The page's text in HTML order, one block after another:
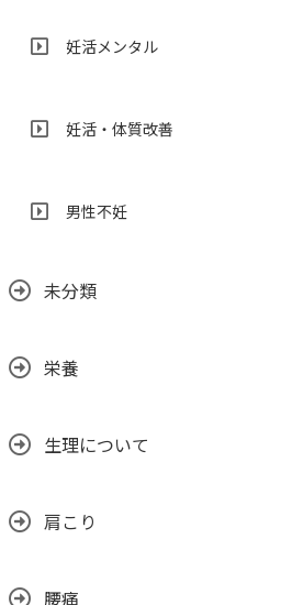
妊活メンタル
妊活・体質改善
男性不妊
未分類
栄養
生理について
肩こり
腰痛